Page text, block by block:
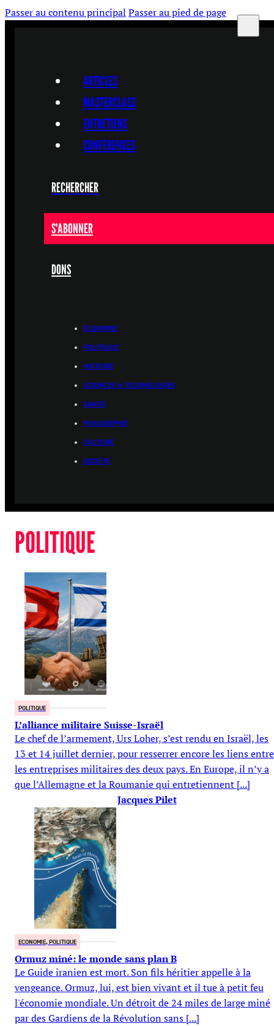
Passer au contenu principal Passer au pied de page
ARTICLES
MASTERCLASS
ENTRETIENS
CONFÉRENCES
RECHERCHER
S'ABONNER
DONS
ÉCONOMIE
POLITIQUE
HISTOIRE
SCIENCES & TECHNOLOGIES
SANTÉ
PHILOSOPHIE
CULTURE
SOCIÉTÉ
POLITIQUE
POLITIQUE
L’alliance militaire Suisse-Israël
Le chef de l’armement, Urs Loher, s’est rendu en Israël, les
13 et 14 juillet dernier, pour resserrer encore les liens entre
les entreprises militaires des deux pays. En Europe, il n’y a
que l’Allemagne et la Roumanie qui entretiennent [...]
Jacques Pilet
ECONOMIE, POLITIQUE
Ormuz miné: le monde sans plan B
Le Guide iranien est mort. Son fils héritier appelle à la
vengeance. Ormuz, lui, est bien vivant et il tue à petit feu
l'économie mondiale. Un détroit de 24 miles de large miné
par des Gardiens de la Révolution sans [...]